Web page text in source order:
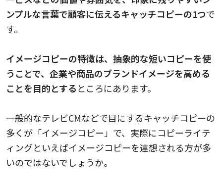
ンプルな言葉で顧客に伝えるキャッチコピーの1つで
す。
イメージコピーの特徴は、抽象的な短いコピーを使
うことで、企業や商品のブランドイメージを高める
ことを目的とするところにあります。
一般的なテレビCMなどで目にするキャッチコピーの
多くが「イメージコピー」で、実際にコピーライテ
ィングといえばイメージコピーを連想される方が多
いのではないでしょうか。